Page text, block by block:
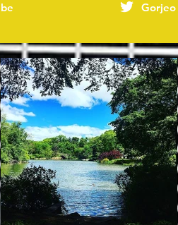
Gorjeo